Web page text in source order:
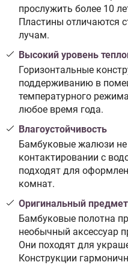
прослужить более 10
Пластины отличаются
лучам.
Высокий уровень
Горизонтальные
поддерживанию в
температурного
любое время года.
Влагоустойчивость
Бамбуковые жалюзи
контактировании с
подходят для
комнат.
Оригинальный
Бамбуковые полотна
необычный аксессуар
Они походят для
Конструкции